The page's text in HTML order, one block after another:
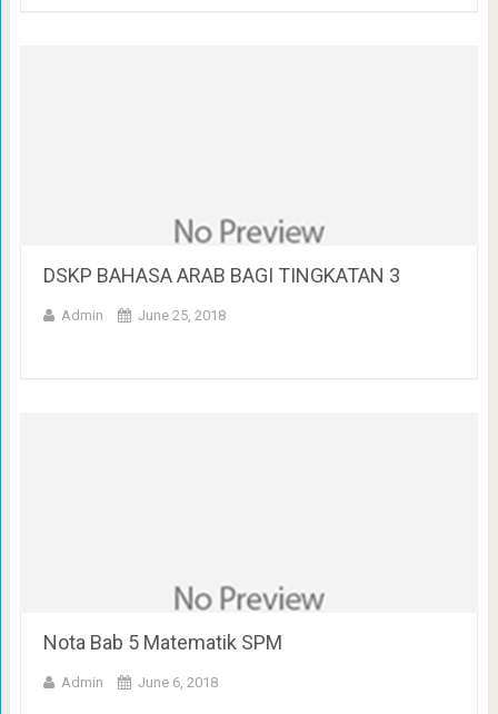
DSKP BAHASA ARAB BAGI TINGKATAN 3
Admin June 25, 2018
Nota Bab 5 Matematik SPM
Admin June 6, 2018